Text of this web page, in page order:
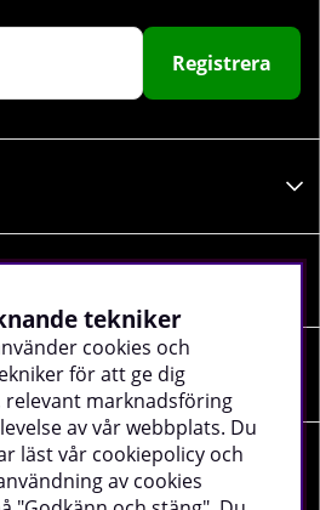
Registrera
tekniker
cookies och
för att ge dig
relevant marknadsföring
av vår webbplats. Du
läst vår cookiepolicy och
av cookies